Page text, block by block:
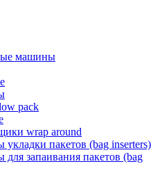
машины
pack
wrap around
пакетов (bag inserters)
запаивания пакетов (bag